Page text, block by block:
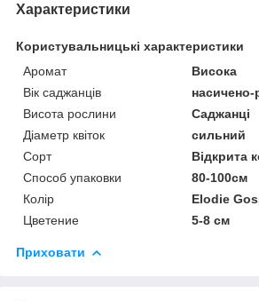
Характеристики
Користувальницькі характеристики
Аромат
Висока
Вік саджанців
Висота рослини
Саджанці
Діаметр квіток
сильний
Сорт
Відкрита
Способ упаковки
80-100см
Колір
Elodie
Цветение
5-8 см
Приховати